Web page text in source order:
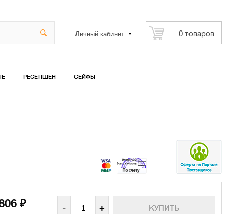
Личный кабинет 0 товаров
РЕСЕПШЕН СЕЙФЫ
₽ - +